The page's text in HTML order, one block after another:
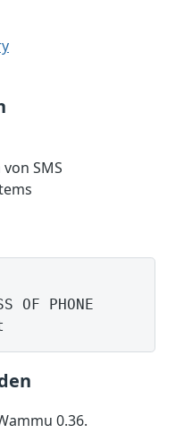
SMS
OF PHONE
0.36.